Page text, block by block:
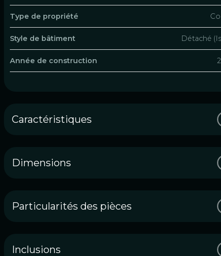
Type de propriété
Style de bâtiment Détaché
Année de construction
Caractéristiques
Dimensions
Particularités des pièces
Inclusions